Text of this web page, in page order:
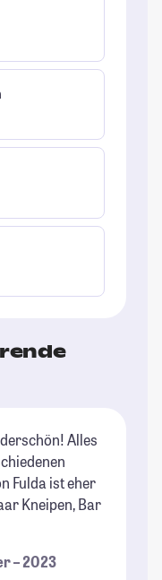
Alles
Fulda ist eher
Kneipen, Bar
– 2023